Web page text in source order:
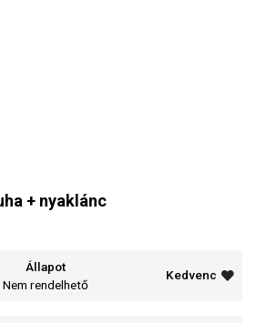
+ nyaklánc
Állapot
Nem rendelhető
Kedvenc